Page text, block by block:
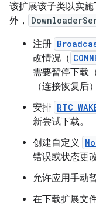
该扩展该子类以实
外，
注册
改情况（
需要暂停下载
（连接恢复后）
安排
新尝试下载。
创建自定义
错误或状态更
允许应用手动
在下载扩展文